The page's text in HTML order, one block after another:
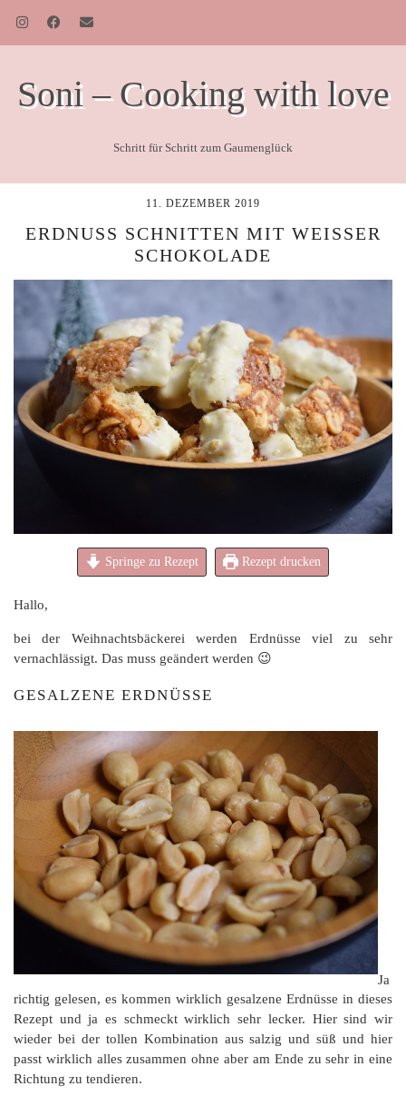
Soni – Cooking with love
Schritt für Schritt zum Gaumenglück
11. DEZEMBER 2019
ERDNUSS SCHNITTEN MIT WEISSER S
CHOKOLADE
Springe zu Rezept Rezept drucken
Hallo,
bei der Weihnachtsbäckerei werden Erdnüsse viel zu sehr
vernachlässigt. Das muss geändert werden 😉
GESALZENE ERDNÜSSE
Ja
richtig gelesen, es kommen wirklich gesalzene Erdnüsse in dieses
Rezept und ja es schmeckt wirklich sehr lecker. Hier sind wir
wieder bei der tollen Kombination aus salzig und süß und hier
passt wirklich alles zusammen ohne aber am Ende zu sehr in eine
Richtung zu tendieren.